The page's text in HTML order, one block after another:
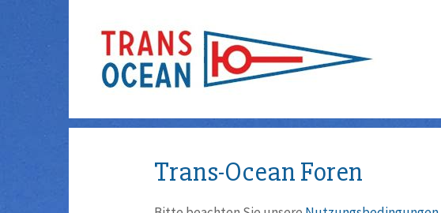
Trans-Ocean Foren